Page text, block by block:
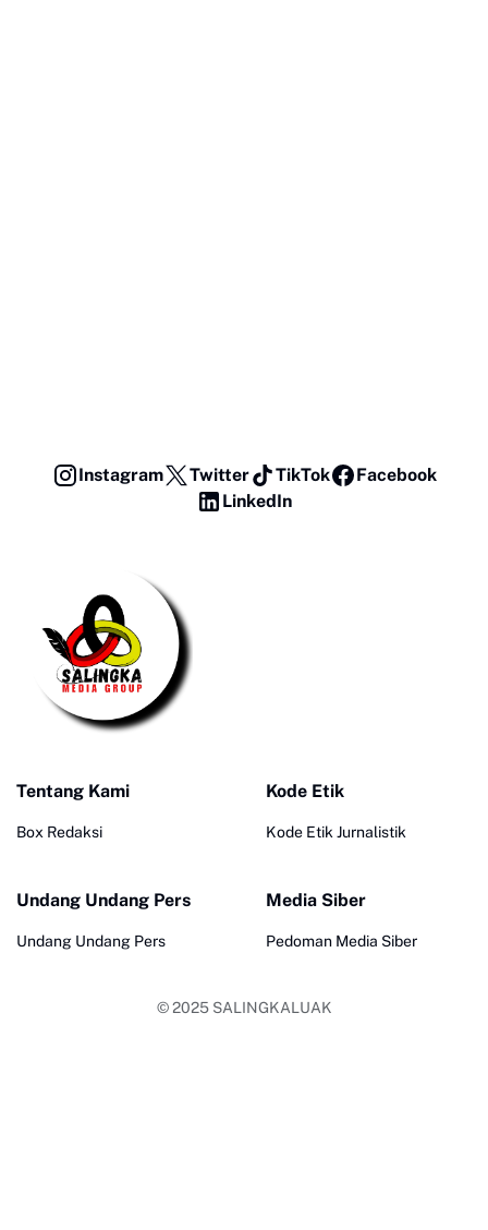
Instagram Twitter TikTok
Facebook
LinkedIn
Tentang Kami
Box Redaksi
Kode Etik
Kode Etik Jurnalistik
Undang Undang Pers
Undang Undang Pers
Media Siber
Pedoman Media Siber
© 2025 SALINGKALUAK